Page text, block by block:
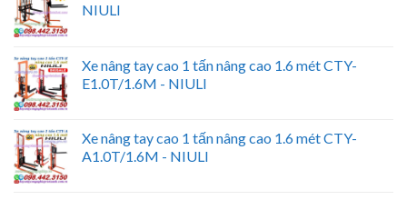
NIULI
Xe nâng tay cao 1 tấn nâng cao 1.6 mét CTY-
E1.0T/1.6M - NIULI
Xe nâng tay cao 1 tấn nâng cao 1.6 mét CTY-
A1.0T/1.6M - NIULI